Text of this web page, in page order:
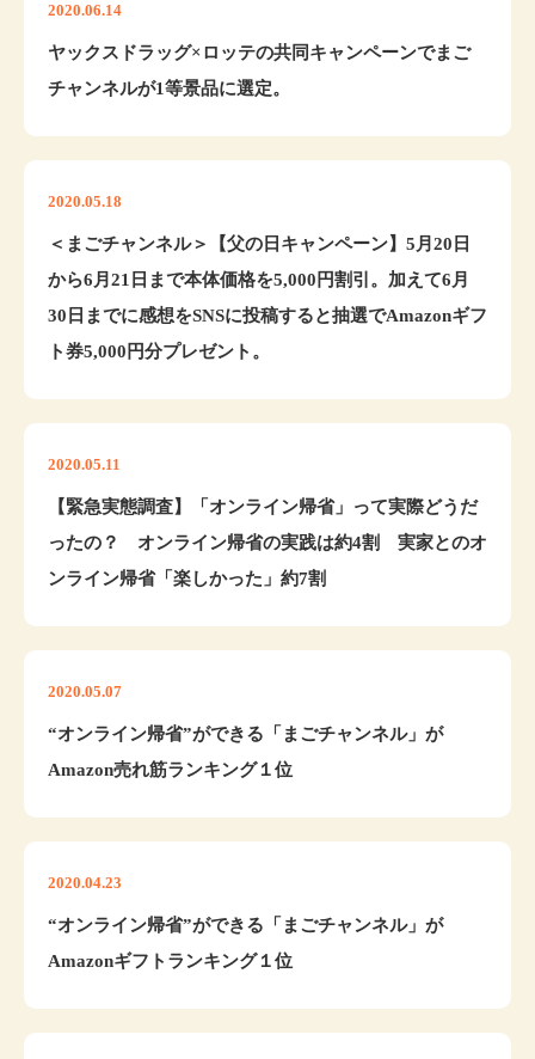
2020.06.14
ヤックスドラッグ×ロッテの共同キャンペーンでまご
チャンネルが1等景品に選定。
2020.05.18
＜まごチャンネル＞【父の日キャンペーン】5月20日
から6月21日まで本体価格を5,000円割引。加えて6月
30日までに感想をSNSに投稿すると抽選でAmazonギフ
ト券5,000円分プレゼント。
2020.05.11
【緊急実態調査】「オンライン帰省」って実際どうだ
ったの？ オンライン帰省の実践は約4割 実家とのオ
ンライン帰省「楽しかった」約7割
2020.05.07
“オンライン帰省”ができる「まごチャンネル」が
Amazon売れ筋ランキング１位
2020.04.23
“オンライン帰省”ができる「まごチャンネル」が
Amazonギフトランキング１位